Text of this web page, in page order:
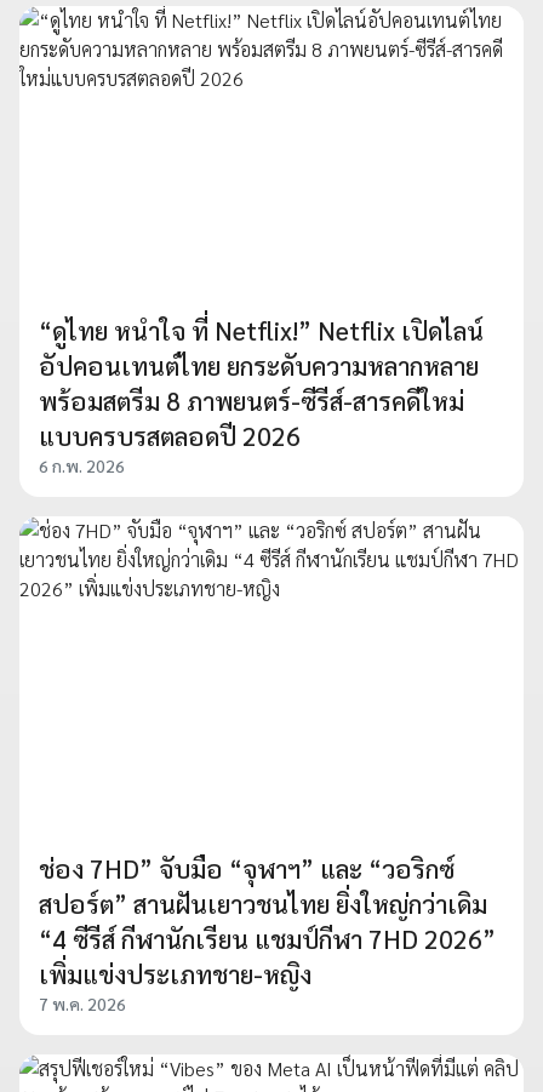
“ดูไทย หนำใจ ที่ Netflix!” Netflix เปิดไลน์
อัปคอนเทนต์ไทย ยกระดับความหลากหลาย
พร้อมสตรีม 8 ภาพยนตร์-ซีรีส์-สารคดีใหม่
แบบครบรสตลอดปี 2026
6 ก.พ. 2026
ช่อง 7HD” จับมือ “จุฬาฯ” และ “วอริกซ์
สปอร์ต” สานฝันเยาวชนไทย ยิ่งใหญ่กว่าเดิม
“4 ซีรีส์ กีฬานักเรียน แชมป์กีฬา 7HD 2026”
เพิ่มแข่งประเภทชาย-หญิง
7 พ.ค. 2026